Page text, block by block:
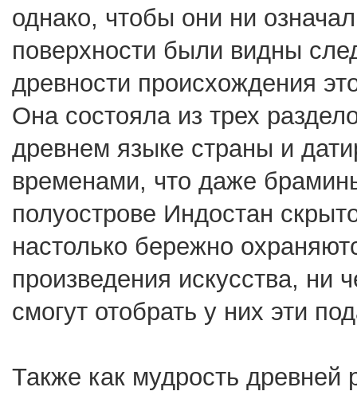
однако, чтобы они ни
поверхности были видны
древности происхождения
Она состояла из трех
древнем языке страны и
временами, что даже
полуострове Индостан
настолько бережно
произведения искусства, ни
смогут отобрать у них эти
Также как мудрость древней